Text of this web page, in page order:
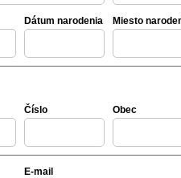
Dátum narodenia Miesto
Číslo Obec
E-mail